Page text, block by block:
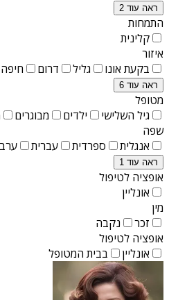
ראה עוד 2
התמחות
קלינית
איזור
בקעת אונו
גליל דרום
ראה עוד 6
מטופל
גיל השלישי
ילדים מבוגרים
שפה
אנגלית
ספרדית עברית
ראה עוד 1
אופציה לטיפול
אונליין
מין
זכר
נקבה
אופציה לטיפול
אונליין
בבית המטופל